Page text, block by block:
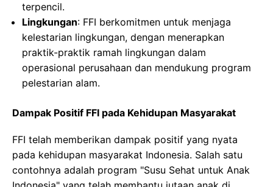
terpencil.
Lingkungan: FFI berkomitmen untuk menjaga
kelestarian lingkungan, dengan menerapkan
praktik-praktik ramah lingkungan dalam
operasional perusahaan dan mendukung program
pelestarian alam.
Dampak Positif FFI pada Kehidupan Masyarakat
FFI telah memberikan dampak positif yang nyata
pada kehidupan masyarakat Indonesia. Salah satu
contohnya adalah program "Susu Sehat untuk Anak